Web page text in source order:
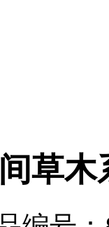
草木